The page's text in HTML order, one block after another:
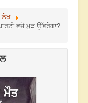
ਲੇਖ
ਵਜੋਂ ਮੁੜ ਉੱਭਰੇਗਾ?